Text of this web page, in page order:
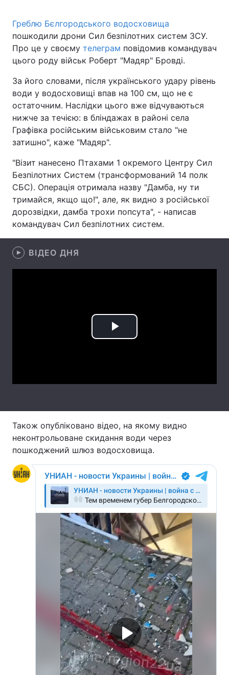
Головна Війна
Україна Політика
Спорт Наука
Техно і зв'язок Лайт
Зброя
Здоров'я Туризм
Цікавинки Погода
Екологія Регіони
Лонгріди
Відео з Youtube
Греблю Бєлгородського водосховища
пошкодили дрони Сил безпілотних систем ЗСУ.
Про це у своєму телеграм повідомив командувач
цього роду військ Роберт "Мадяр" Бровді.
За його словами, після українського удару рівень
води у водосховищі впав на 100 см, що не є
остаточним. Наслідки цього вже відчуваються
нижче за течією: в бліндажах в районі села
Графівка російським військовим стало "не
затишно", каже "Мадяр".
"Візит нанесено Птахами 1 окремого Центру Сил
Безпілотних Систем (трансформований 14 полк
СБС). Операція отримала назву "Дамба, ну ти
тримайся, якщо що!", але, як видно з російської
дорозвідки, дамба трохи попсута", - написав
командувач Сил безпілотних систем.
ВІДЕО ДНЯ
Play
Також опубліковано відео, на якому видно
неконтрольоване скидання води через
пошкоджений шлюз водосховища.